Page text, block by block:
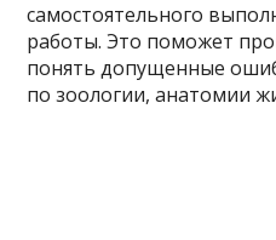
самостоятельного
работы. Это поможет
понять допущенные
по зоологии, анатомии